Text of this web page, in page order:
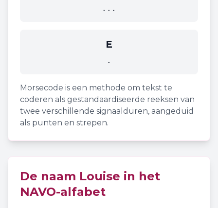
...
E
.
Morsecode is een methode om tekst te
coderen als gestandaardiseerde reeksen van
twee verschillende signaalduren, aangeduid
als punten en strepen.
De naam Louise in het
NAVO-alfabet